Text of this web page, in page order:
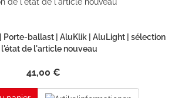
Porte-ballast | AluKlik | AluLight | sélection
de l'article nouveau
41,00 €